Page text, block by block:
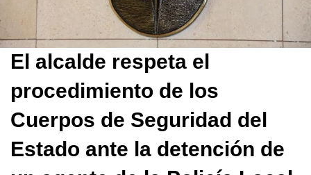
El alcalde respeta el
procedimiento de los
Cuerpos de Seguridad del
Estado ante la detención de